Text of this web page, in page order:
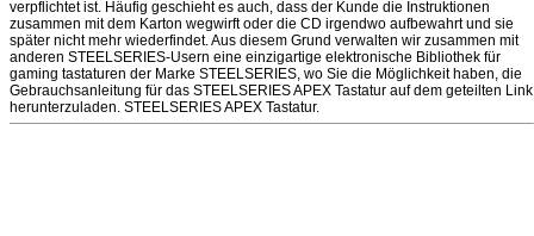
verpflichtet ist. Häufig geschieht es auch, dass der Kunde die Instruktionen
zusammen mit dem Karton wegwirft oder die CD irgendwo aufbewahrt und sie
später nicht mehr wiederfindet. Aus diesem Grund verwalten wir zusammen mit
anderen STEELSERIES-Usern eine einzigartige elektronische Bibliothek für
gaming tastaturen der Marke STEELSERIES, wo Sie die Möglichkeit haben, die
Gebrauchsanleitung für das STEELSERIES APEX Tastatur auf dem geteilten Link
herunterzuladen. STEELSERIES APEX Tastatur.